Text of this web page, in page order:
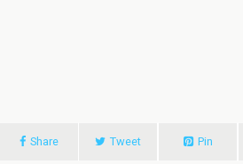
Share Tweet Pin